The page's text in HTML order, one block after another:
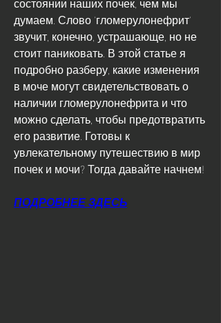
думаем. Слово 'гломерулонефрит'
звучит, конечно, устрашающе, но не
стоит паниковать. В этой статье я
подробно разберу, какие изменения
в моче могут свидетельствовать о
наличии гломерулонефрита и что
можно сделать, чтобы предотвратить
его развитие. Готовы к
увлекательному путешествию в мир
почек и мочи? Тогда давайте начнем!
ПОДРОБНЕЕ ЗДЕСЬ